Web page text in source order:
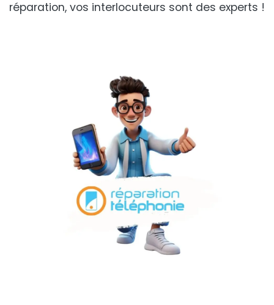
réparation, vos interlocuteurs sont des experts !